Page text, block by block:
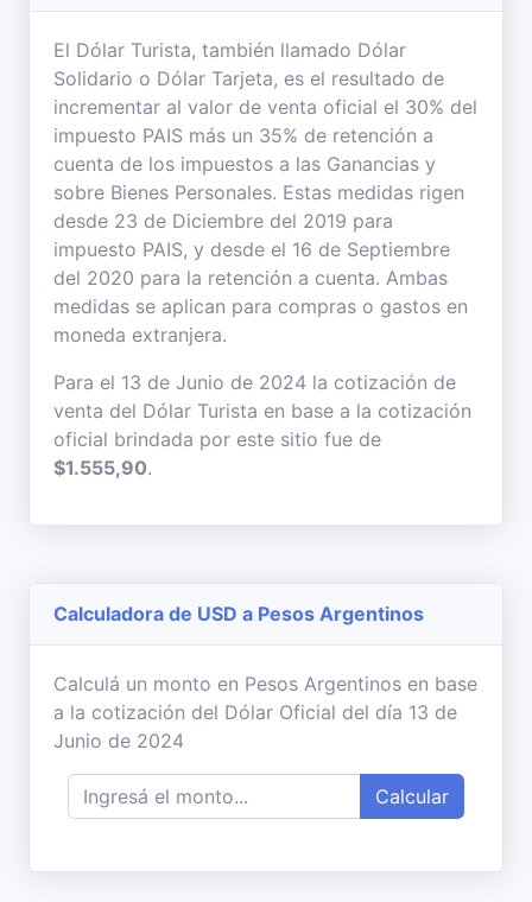
El Dólar Turista, también llamado Dólar
Solidario o Dólar Tarjeta, es el resultado de
incrementar al valor de venta oficial el 30% del
impuesto PAIS más un 35% de retención a
cuenta de los impuestos a las Ganancias y
sobre Bienes Personales. Estas medidas rigen
desde 23 de Diciembre del 2019 para
impuesto PAIS, y desde el 16 de Septiembre
del 2020 para la retención a cuenta. Ambas
medidas se aplican para compras o gastos en
moneda extranjera.
Para el 13 de Junio de 2024 la cotización de
venta del Dólar Turista en base a la cotización
oficial brindada por este sitio fue de
$1.555,90.
Calculadora de USD a Pesos Argentinos
Calculá un monto en Pesos Argentinos en base
a la cotización del Dólar Oficial del día 13 de
Junio de 2024
Calcular